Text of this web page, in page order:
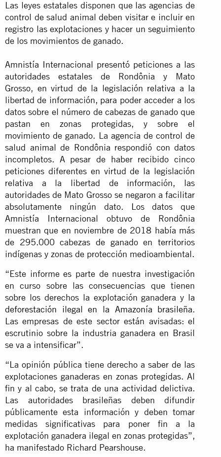
Las leyes estatales disponen que las agencias de
control de salud animal deben visitar e incluir en
registro las explotaciones y hacer un seguimiento
de los movimientos de ganado.
Amnistía Internacional presentó peticiones a las
autoridades estatales de Rondônia y Mato
Grosso, en virtud de la legislación relativa a la
libertad de información, para poder acceder a los
datos sobre el número de cabezas de ganado que
pastan en zonas protegidas, y sobre el
movimiento de ganado. La agencia de control de
salud animal de Rondônia respondió con datos
incompletos. A pesar de haber recibido cinco
peticiones diferentes en virtud de la legislación
relativa a la libertad de información, las
autoridades de Mato Grosso se negaron a facilitar
absolutamente ningún dato. Los datos que
Amnistía Internacional obtuvo de Rondônia
muestran que en noviembre de 2018 había más
de 295.000 cabezas de ganado en territorios
indígenas y zonas de protección medioambiental.
“Este informe es parte de nuestra investigación
en curso sobre las consecuencias que tienen
sobre los derechos la explotación ganadera y la
deforestación ilegal en la Amazonía brasileña.
Las empresas de este sector están avisadas: el
escrutinio sobre la industria ganadera en Brasil
se va a intensificar”.
“La opinión pública tiene derecho a saber de las
explotaciones ganaderas en zonas protegidas. Al
fin y al cabo, se trata de una actividad delictiva.
Las autoridades brasileñas deben difundir
públicamente esta información y deben tomar
medidas significativas para poner fin a la
explotación ganadera ilegal en zonas protegidas”,
ha manifestado Richard Pearshouse.